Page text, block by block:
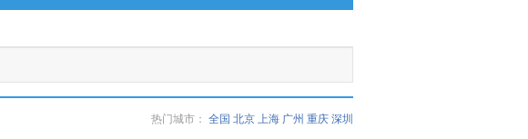
热门城市： 全国 北京 上海 广州 重庆 深圳